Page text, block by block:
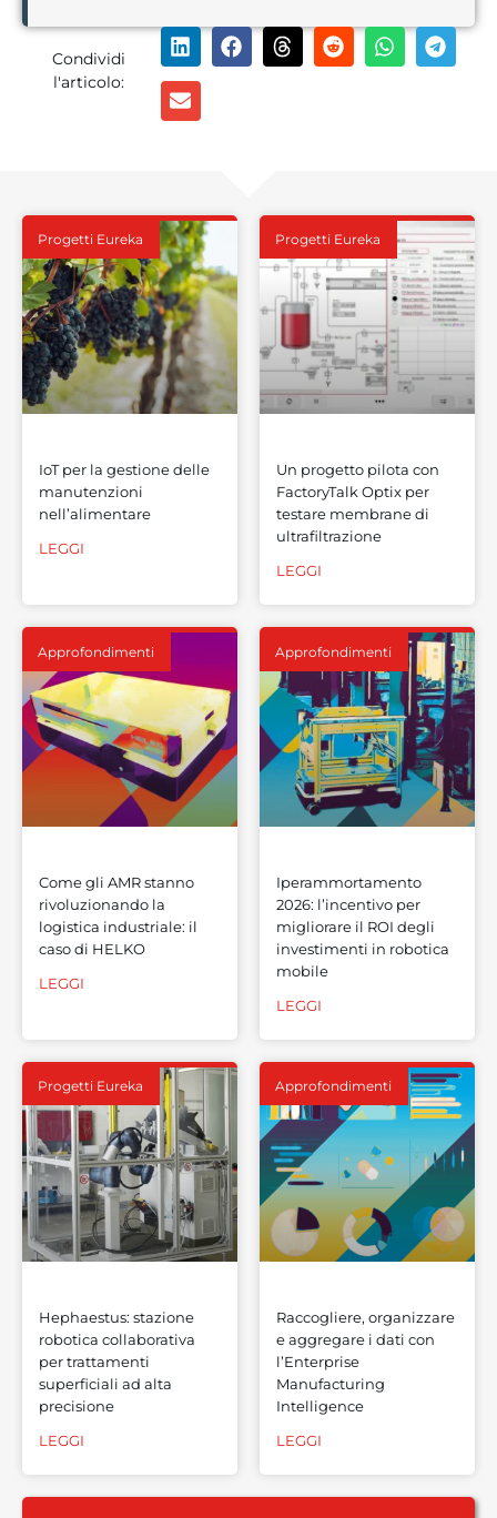
Condividi
l'articolo:
Progetti Eureka
IoT per la gestione delle
manutenzioni
nell’alimentare
LEGGI
Progetti Eureka
Un progetto pilota con
FactoryTalk Optix per
testare membrane di
ultrafiltrazione
LEGGI
Approfondimenti
Come gli AMR stanno
rivoluzionando la
logistica industriale: il
caso di HELKO
LEGGI
Approfondimenti
Iperammortamento
2026: l’incentivo per
migliorare il ROI degli
investimenti in robotica
mobile
LEGGI
Progetti Eureka
Hephaestus: stazione
robotica collaborativa
per trattamenti
superficiali ad alta
precisione
LEGGI
Approfondimenti
Raccogliere, organizzare
e aggregare i dati con
l’Enterprise
Manufacturing
Intelligence
LEGGI